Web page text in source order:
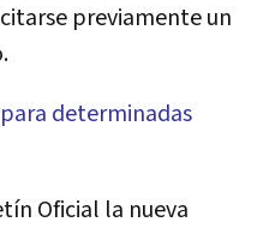
previamente un
determinadas
Oficial la nueva